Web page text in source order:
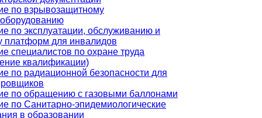
по взрывозащитному
по эксплуатации, обслуживанию и
платформ для инвалидов
специалистов по охране труда
квалификации)
по радиационной безопасности для
по обращению с газовыми баллонами
по Санитарно-эпидемиологические
в образовании